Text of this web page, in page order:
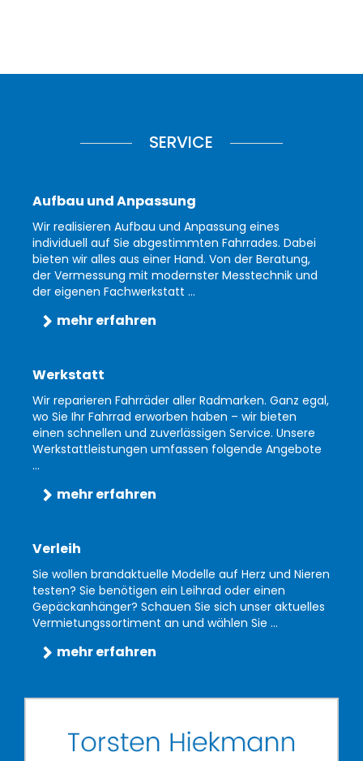
SERVICE
Aufbau und Anpassung
Wir realisieren Aufbau und Anpassung eines
individuell auf Sie abgestimmten Fahrrades. Dabei
bieten wir alles aus einer Hand. Von der Beratung,
der Vermessung mit modernster Messtechnik und
der eigenen Fachwerkstatt ...
mehr erfahren
Werkstatt
Wir reparieren Fahrräder aller Radmarken. Ganz egal,
wo Sie Ihr Fahrrad erworben haben – wir bieten
einen schnellen und zuverlässigen Service. Unsere
Werkstattleistungen umfassen folgende Angebote
...
mehr erfahren
Verleih
Sie wollen brandaktuelle Modelle auf Herz und Nieren
testen? Sie benötigen ein Leihrad oder einen
Gepäckanhänger? Schauen Sie sich unser aktuelles
Vermietungssortiment an und wählen Sie ...
mehr erfahren